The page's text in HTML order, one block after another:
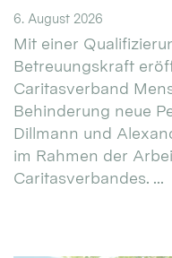
6. August 2026
Mit einer
Betreuungskraft
Caritasverband
Behinderung neue
Dillmann und
im Rahmen der
Caritasverbandes. ...